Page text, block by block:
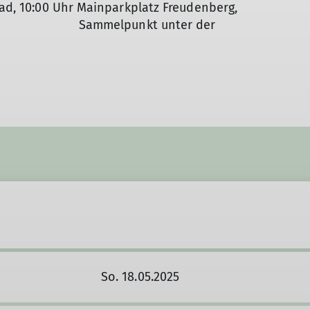
10:00 Uhr Mainparkplatz Freudenberg,
unter der
So. 18.05.2025